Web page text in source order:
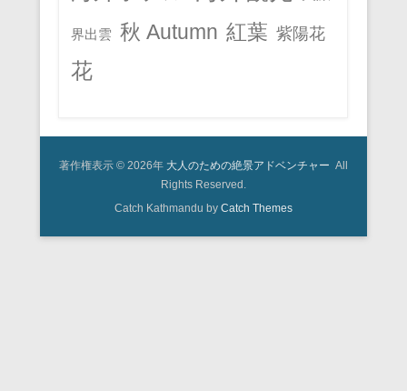
界出雲 秋 Autumn 紅葉 紫陽花
花
著作権表示 © 2026年 大人のための絶景アドベンチャー All
Rights Reserved.
Catch Kathmandu by Catch Themes